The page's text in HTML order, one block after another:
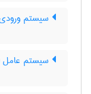
سیستم
سیستم عامل